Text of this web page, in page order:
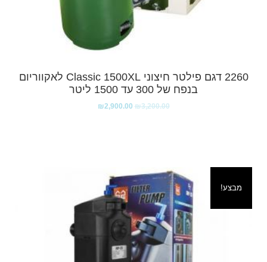
2260 דגם פילטר חיצוני Classic 1500XL לאקווריום
בנפח של 300 עד 1500 ליטר
₪3,200.00
₪2,900.00
מבצע!